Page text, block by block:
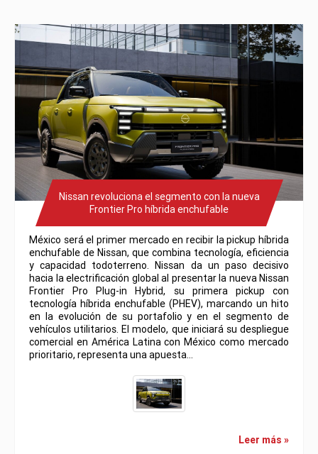
Nissan revoluciona el segmento con la nueva
Frontier Pro híbrida enchufable
México será el primer mercado en recibir la pickup híbrida
enchufable de Nissan, que combina tecnología, eficiencia
y capacidad todoterreno. Nissan da un paso decisivo
hacia la electrificación global al presentar la nueva Nissan
Frontier Pro Plug-in Hybrid, su primera pickup con
tecnología híbrida enchufable (PHEV), marcando un hito
en la evolución de su portafolio y en el segmento de
vehículos utilitarios. El modelo, que iniciará su despliegue
comercial en América Latina con México como mercado
prioritario, representa una apuesta…
Leer más »